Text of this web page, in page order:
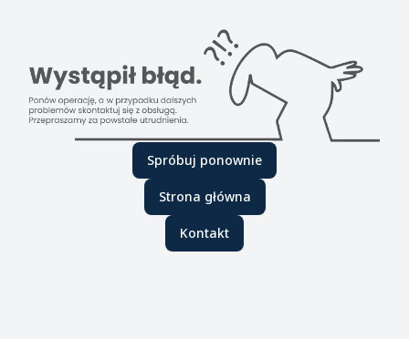
Spróbuj ponownie
Strona główna
Kontakt